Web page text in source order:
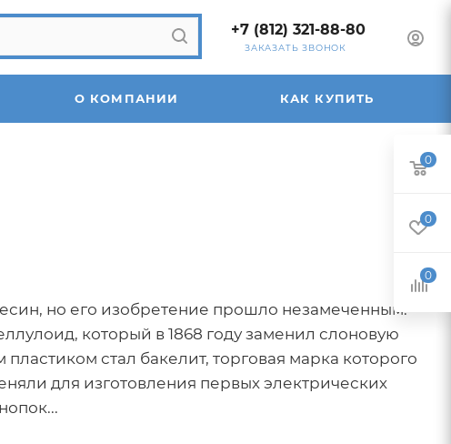
+7 (812) 321-88-80
ЗАКАЗАТЬ ЗВОНОК
О КОМПАНИИ КАК КУПИТЬ
но его изобретение прошло незамеченным.
который в 1868 году заменил слоновую
стал бакелит, торговая марка которого
для изготовления первых электрических
0
0
0